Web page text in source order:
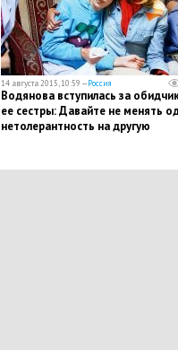
14 августа 2015, 10:59 —Россия
Водянова вступилась за
ее сестры: Давайте не менять
нетолерантность на другую